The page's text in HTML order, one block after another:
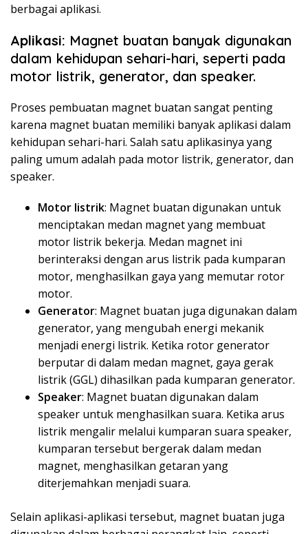
berbagai aplikasi.
Aplikasi: Magnet buatan banyak digunakan
dalam kehidupan sehari-hari, seperti pada
motor listrik, generator, dan speaker.
Proses pembuatan magnet buatan sangat penting
karena magnet buatan memiliki banyak aplikasi dalam
kehidupan sehari-hari. Salah satu aplikasinya yang
paling umum adalah pada motor listrik, generator, dan
speaker.
Motor listrik: Magnet buatan digunakan untuk
menciptakan medan magnet yang membuat
motor listrik bekerja. Medan magnet ini
berinteraksi dengan arus listrik pada kumparan
motor, menghasilkan gaya yang memutar rotor
motor.
Generator: Magnet buatan juga digunakan dalam
generator, yang mengubah energi mekanik
menjadi energi listrik. Ketika rotor generator
berputar di dalam medan magnet, gaya gerak
listrik (GGL) dihasilkan pada kumparan generator.
Speaker: Magnet buatan digunakan dalam
speaker untuk menghasilkan suara. Ketika arus
listrik mengalir melalui kumparan suara speaker,
kumparan tersebut bergerak dalam medan
magnet, menghasilkan getaran yang
diterjemahkan menjadi suara.
Selain aplikasi-aplikasi tersebut, magnet buatan juga